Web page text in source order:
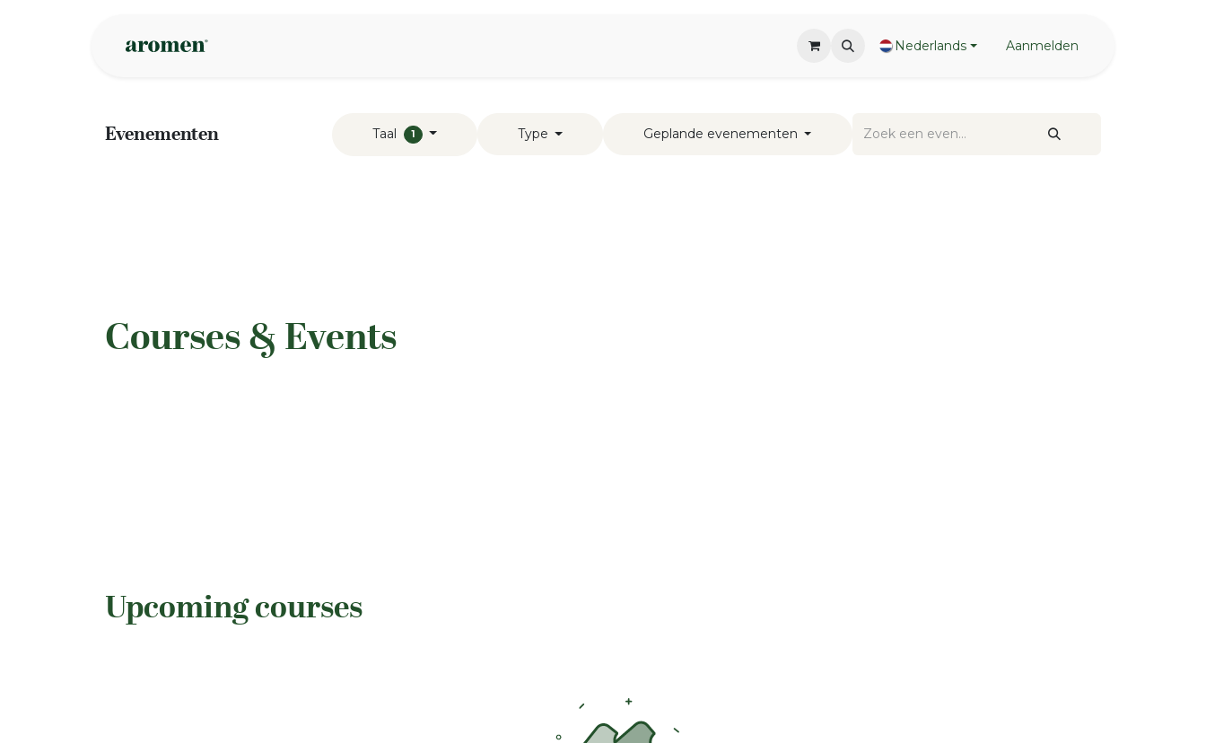
Nederlands Aanmelden
Evenementen Taal 1 Type Geplande evenementen
​Courses & Events
Upcoming courses